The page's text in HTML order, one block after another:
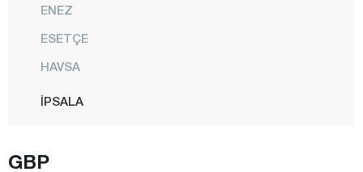
ENEZ
ESETÇE
HAVSA
İPSALA
KIRCASALİH
GBP